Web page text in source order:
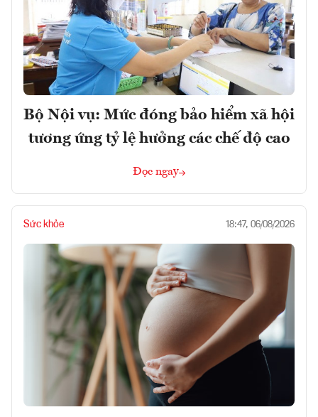
Bộ Nội vụ: Mức đóng bảo hiểm xã hội
tương ứng tỷ lệ hưởng các chế độ cao
Đọc ngay
Sức khỏe 18:47, 06/08/2026